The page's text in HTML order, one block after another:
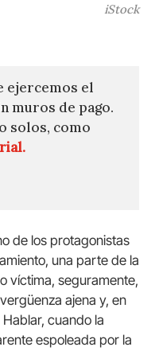
iStock
ejercemos el
muros de pago.
solos, como
de los protagonistas
una parte de la
víctima, seguramente,
ajena y, en
cuando la
espoleada por la